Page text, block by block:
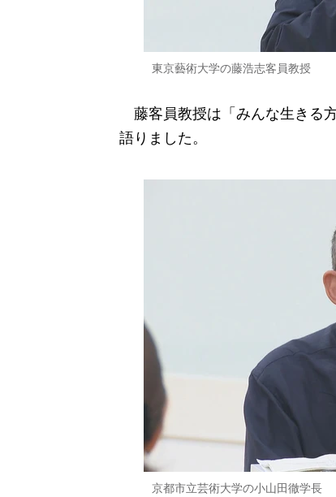
東京藝術大学の藤浩志客員教授
藤客員教授は「みんな生きる
語りました。
京都市立芸術大学の小山田徹学長